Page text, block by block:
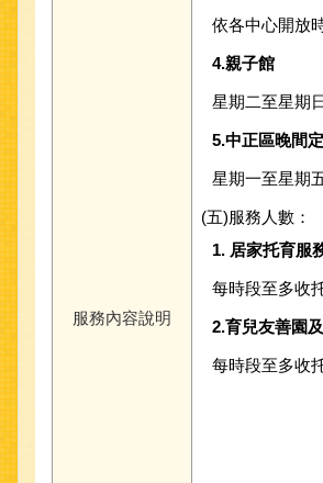
服務內容說明
依各中心開放
4.親子館
星期二至星期
5.中正區晚間
星期一至星期
(五)服務人數：
1. 居家托育服
每時段至多收
2.育兒友善園
每時段至多收